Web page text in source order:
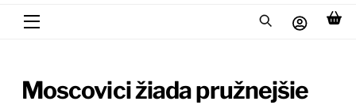
Menu
Moscovici žiada pružnejšie